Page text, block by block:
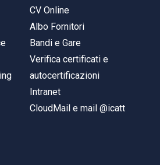
CV Online
Albo Fornitori
Bandi e Gare
Verifica certificati e
autocertificazioni
Intranet
CloudMail e mail @icatt